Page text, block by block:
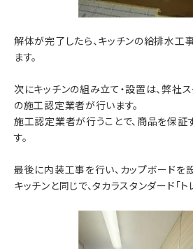
解体が完了したら、キッチンの給排水工
ます。
次にキッチンの組み立て・設置は、弊社
の施工認定業者が行います。
施工認定業者が行うことで、商品を保証
す。
最後に内装工事を行い、カップボードを
キッチンと同じで、タカラスタンダード「ト